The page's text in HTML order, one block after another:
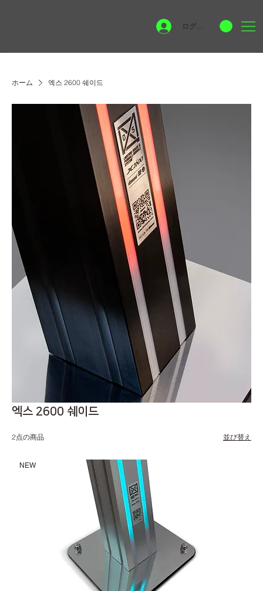
ログイン
ホーム 엑스 2600 쉐이드
엑스 2600 쉐이드
2点の商品 並び替え
NEW